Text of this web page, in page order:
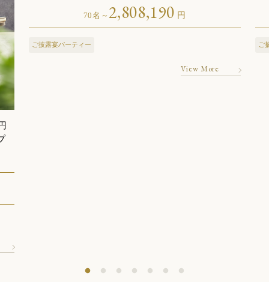
70名～ 2,808,190 円
ご披露宴パーティー
View More
ご